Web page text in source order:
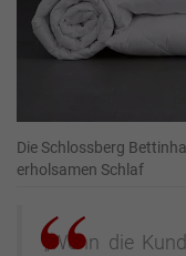
Die Schlossberg
erholsamen Schlaf
„Wenn die